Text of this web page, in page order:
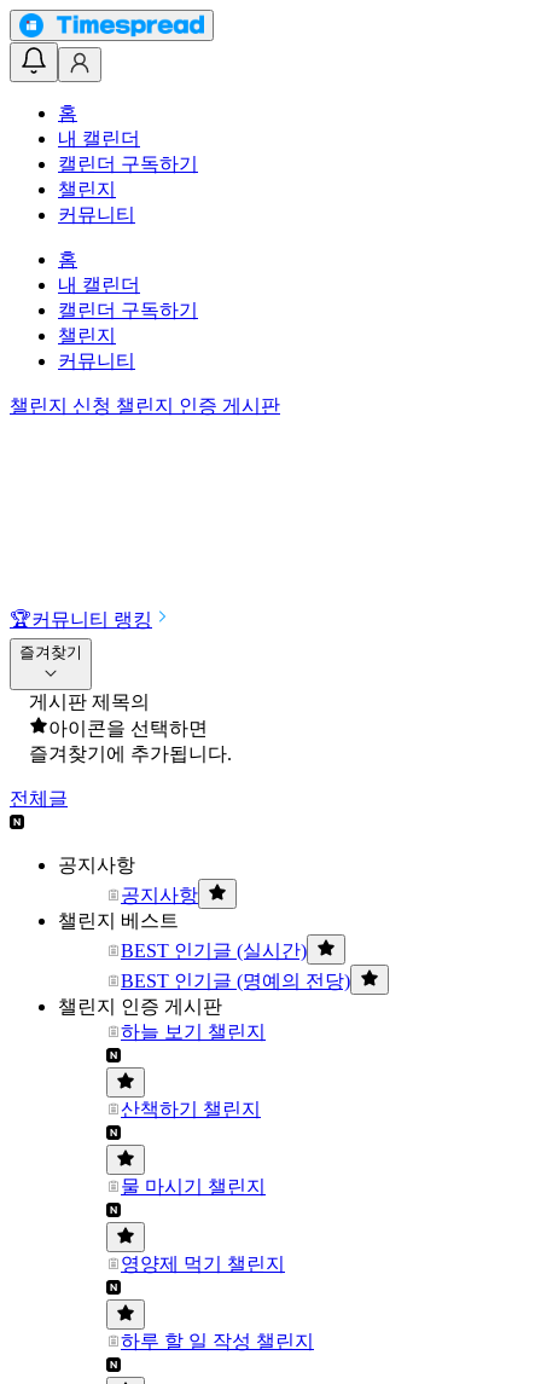
홈
내 캘린더
캘린더 구독하기
챌린지
커뮤니티
홈
내 캘린더
캘린더 구독하기
챌린지
커뮤니티
챌린지 신청 챌린지 인증 게시판
🏆커뮤니티 랭킹
즐겨찾기
게시판 제목의
아이콘을 선택하면
즐겨찾기에 추가됩니다.
전체글
공지사항
공지사항
챌린지 베스트
BEST 인기글 (실시간)
BEST 인기글 (명예의 전당)
챌린지 인증 게시판
하늘 보기 챌린지
산책하기 챌린지
물 마시기 챌린지
영양제 먹기 챌린지
하루 할 일 작성 챌린지